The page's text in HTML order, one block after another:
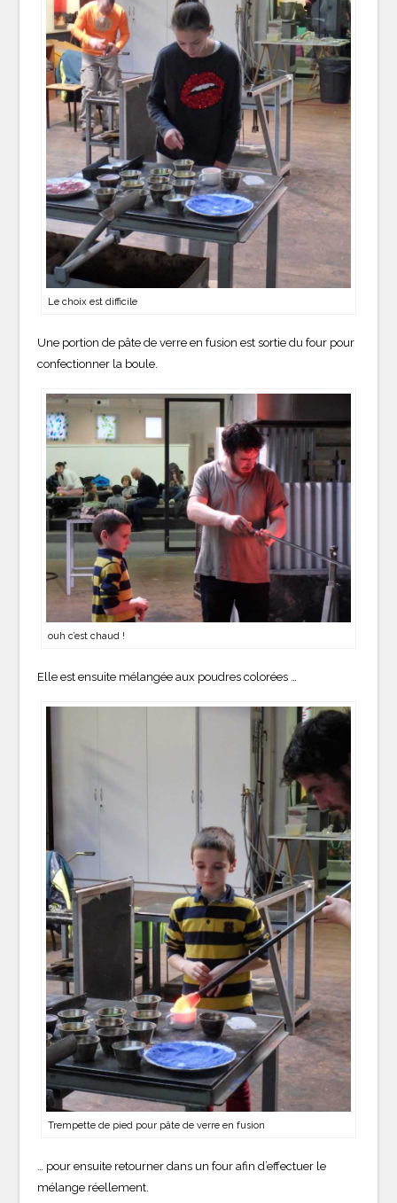
Le choix est difficile
Une portion de pâte de verre en fusion est sortie du four pour
confectionner la boule.
ouh c’est chaud !
Elle est ensuite mélangée aux poudres colorées …
Trempette de pied pour pâte de verre en fusion
… pour ensuite retourner dans un four afin d’effectuer le
mélange réellement.